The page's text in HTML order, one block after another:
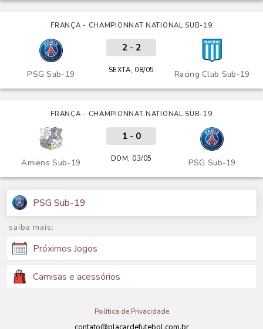
FRANÇA - CHAMPIONNAT NATIONAL SUB-19
PSG Sub-19 Racing Club Sub-19
2- 2
SEXTA, 08/05
FRANÇA - CHAMPIONNAT NATIONAL SUB-19
Amiens Sub-19 PSG Sub-19
1- 0
DOM, 03/05
PSG Sub-19
saiba mais:
Próximos Jogos
Camisas e acessórios
Política de Privacidade